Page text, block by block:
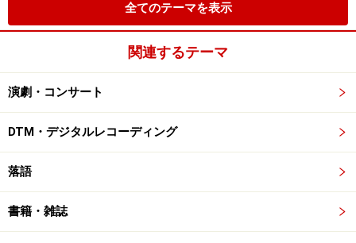
全てのテーマを表示
関連するテーマ
演劇・コンサート
DTM・デジタルレコーディング
落語
書籍・雑誌